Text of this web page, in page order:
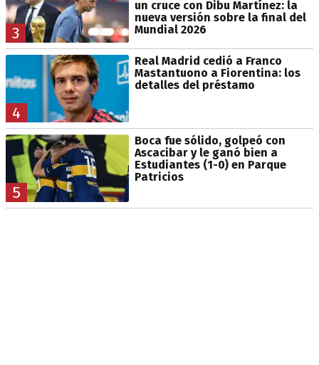
3
un cruce con Dibu Martínez: la
nueva versión sobre la final del
Mundial 2026
4
Real Madrid cedió a Franco
Mastantuono a Fiorentina: los
detalles del préstamo
5
Boca fue sólido, golpeó con
Ascacibar y le ganó bien a
Estudiantes (1-0) en Parque
Patricios